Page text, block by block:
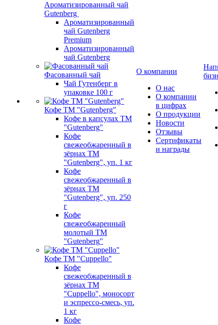
Ароматизированный чай
Gutenberg
Ароматизированный
чай Gutenberg
Premium
Ароматизированный
чай Gutenberg
Фасованный чай
Чай Гутенберг в
упаковке 100 г
Кофе ТМ "Gutenberg"
Кофе в капсулах ТМ
"Gutenberg"
Кофе
свежеобжаренный в
зёрнах ТМ
"Gutenberg", уп. 1 кг
Кофе
свежеобжаренный в
зёрнах ТМ
"Gutenberg", уп. 250
г
Кофе
свежеобжаренный
молотый ТМ
"Gutenberg"
Кофе ТМ "Cuppello"
Кофе
свежеобжаренный в
зёрнах ТМ
"Cuppello", моносорт
и эспрессо-смесь, уп.
1 кг
Кофе
О компании
О нас
О компании
в цифрах
О продукции
Новости
Отзывы
Сертификаты
и награды